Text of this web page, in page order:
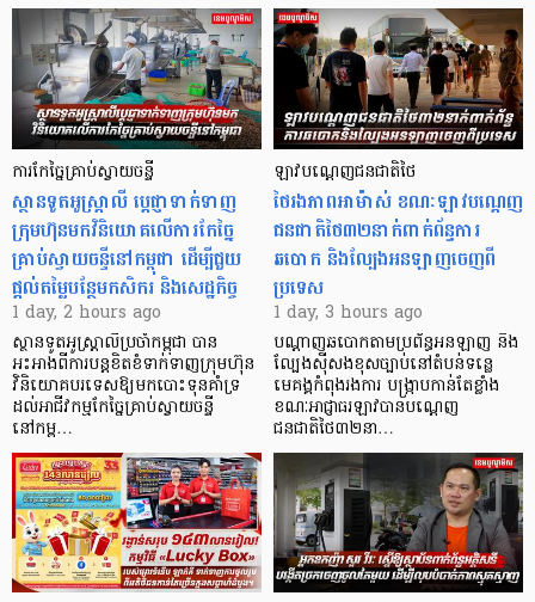
ការកែច្នៃគ្រាប់ស្វាយចន្ទី
ស្ថានទូតអូស្ត្រាលី ប្តេជ្ញាទាក់ទាញ
ក្រុមហ៊ុនមក​វិនិយោគលើការកែច្នៃ
គ្រាប់ស្វាយចន្ទីនៅកម្ពុជា ដើម្បីជួយ
ផ្តល់តម្លៃបន្ថែមកសិករ និងសេដ្ឋកិច្ច
1 day, 2 hours ago
ស្ថានទូតអូស្ត្រាលីប្រចាំកម្ពុជា បាន
អះអាងពីការបន្តខិតខំទាក់ទាញក្រុមហ៊ុន
វិនិយោគបរទេសឱ្យមកបោះទុនគាំទ្រ
ដល់អាជីវកម្មកែច្នៃគ្រាប់ស្វាយចន្ទី
នៅកម្ព…
ឡាវបណ្តេញជនជាតិថៃ
ថៃរងភាពអាម៉ាស់ ខណៈឡាវបណ្តេញ
ជនជាតិថៃ៣២នាក់ពាក់ព័ន្ធការ
ឆបោក និងល្បែងអនឡាញចេញពី
ប្រទេស
1 day, 3 hours ago
បណ្តាញឆបោកតាមប្រព័ន្ធអនឡាញ និង
ល្បែងស៊ីសងខុសច្បាប់នៅតំបន់ទន្លេ
មេគង្គកំពុងរងការ បង្ក្រាប​កាន់តែខ្លាំង
ខណៈអាជ្ញាធរឡាវបានបណ្តេញ
ជនជាតិថៃ៣២នា…